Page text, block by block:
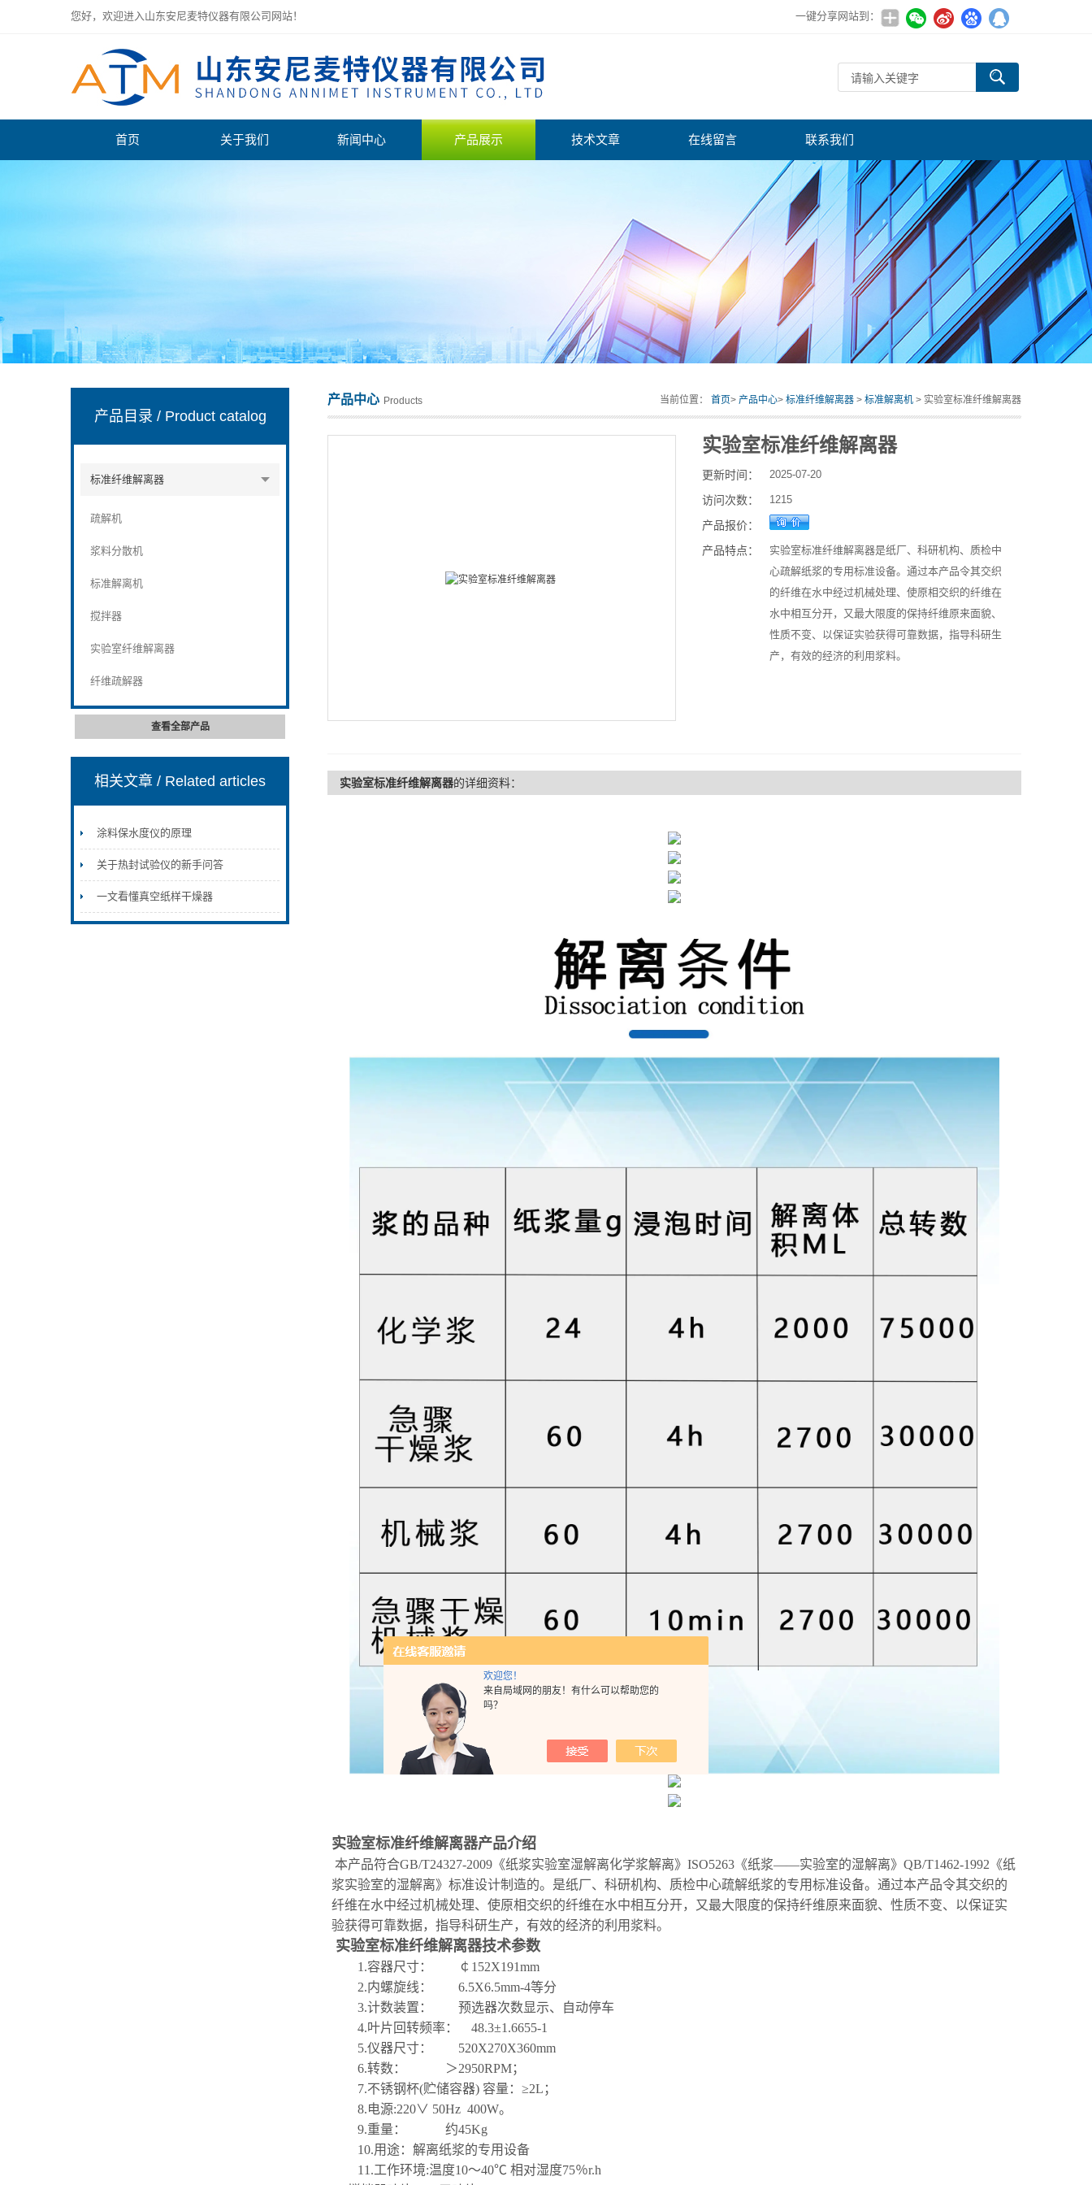
欢迎您！
来自局域网的朋友！有什么可以帮助您的
吗？
您好，欢迎进入山东安尼麦特仪器有限公司网站！ 一键分享网站到：
首页 关于我们 新闻中心 产品展示 技术文章 在线留言 联系我们
产品目录 / Product catalog
标准纤维解离器
疏解机
浆料分散机
标准解离机
搅拌器
实验室纤维解离器
纤维疏解器
查看全部产品
相关文章/ Related articles
涂料保水度仪的原理
关于热封试验仪的新手问答
一文看懂真空纸样干燥器
产品中心 Products 当前位置： 首页> 产品中心> 标准纤维解离器 > 标准解离机 > 实验室标准纤维解离器
实验室标准纤维解离器
更新时间： 2025-07-20
访问次数： 1215
产品报价：
产品特点：
实验室标准纤维解离器是纸厂、科研机构、质检中
心疏解纸浆的专用标准设备。通过本产品令其交织
的纤维在水中经过机械处理、使原相交织的纤维在
水中相互分开，又最大限度的保持纤维原来面貌、
性质不变、以保证实验获得可靠数据，指导科研生
产，有效的经济的利用浆料。
实验室标准纤维解离器的详细资料：
实验室标准纤维解离器产品介绍
本产品符合GB/T24327-2009《纸浆实验室湿解离化学浆解离》 ISO5263《纸浆——实验室的湿解离》QB/T1462-1992《纸
浆实验室的湿解离》标准设计制造的。是纸厂、科研机构、质检中心疏解纸浆的专用标准设备。通过本产品令其交织的
纤维在水中经过机械处理、使原相交织的纤维在水中相互分开，又最大限度的保持纤维原来面貌、性质不变、以保证实
验获得可靠数据，指导科研生产，有效的经济的利用浆料。
实验室标准纤维解离器技术参数
1.容器尺寸： ￠ 152X191mm
2.内螺旋线：
6.5X6.5mm-4等分
3.计数装置：
预选器次数显示、自动停车
4.叶片回转频率：
48.3±1.6655-1
5.仪器尺寸：
520X270X360mm
6.转数： ＞2950RPM；
7.不锈钢杯(贮储容器) 容量：≥2L；
8.电源:220∨ 50Hz 400W。
9.重量： 约45Kg
10.用途：解离纸浆的专用设备
11.工作环境:温度10～40℃ 相对湿度75％r.h